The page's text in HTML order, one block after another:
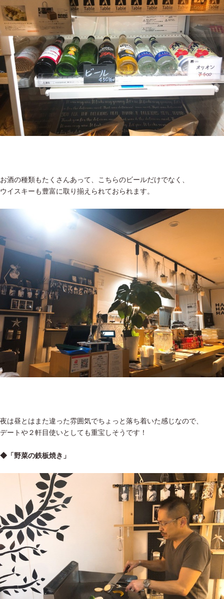
お酒の種類もたくさんあって、こちらのビールだけでなく、
ウイスキーも豊富に取り揃えられておられます。
夜は昼とはまた違った雰囲気でちょっと落ち着いた感じなので、
デートや２軒目使いとしても重宝しそうです！
◆「野菜の鉄板焼き」